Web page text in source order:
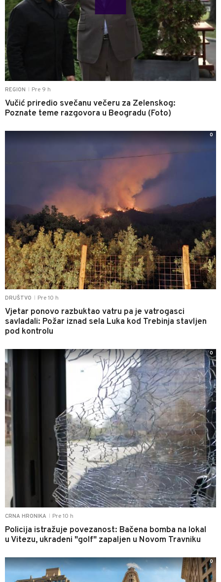
REGION Pre 9 h
Vučić priredio svečanu večeru za Zelenskog:
Poznate teme razgovora u Beogradu (Foto)
DRUŠTVO Pre 10 h
Vjetar ponovo razbuktao vatru pa je vatrogasci
savladali: Požar iznad sela Luka kod Trebinja stavljen
pod kontrolu
0
CRNA HRONIKA Pre 10 h
Policija istražuje povezanost: Bačena bomba na lokal
u Vitezu, ukradeni "golf" zapaljen u Novom Travniku
0
0